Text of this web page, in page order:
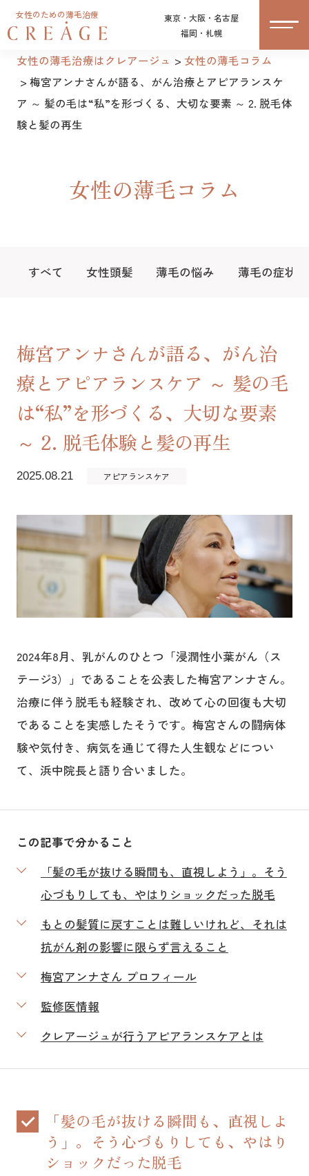
女性のための薄毛治療
東京・大阪・名古屋
福岡・札幌
女性の薄毛治療はクレアージュ
女性の薄毛コラム
梅宮アンナさんが語る、がん治療とアピアランスケ
ア ～ 髪の毛は“私”を形づくる、大切な要素 ～ 2. 脱毛体
験と髪の再生
女性の薄毛コラム
すべて 女性頭髪 薄毛の悩み 薄毛の症状
梅宮アンナさんが語る、がん治
療とアピアランスケア ～ 髪の毛
は“私”を形づくる、大切な要素
～ 2. 脱毛体験と髪の再生
2025.08.21 アピアランスケア
2024年8月、乳がんのひとつ「浸潤性小葉がん（ス
テージ3）」であることを公表した梅宮アンナさん。
治療に伴う脱毛も経験され、改めて心の回復も大切
であることを実感したそうです。梅宮さんの闘病体
験や気付き、病気を通じて得た人生観などについ
て、浜中院長と語り合いました。
この記事で分かること
「髪の毛が抜ける瞬間も、直視しよう」。そう
心づもりしても、やはりショックだった脱毛
もとの髪質に戻すことは難しいけれど、それは
抗がん剤の影響に限らず言えること
梅宮アンナさん プロフィール
監修医情報
クレアージュが行うアピアランスケアとは
「髪の毛が抜ける瞬間も、直視しよ
う」。そう心づもりしても、やはり
ショックだった脱毛